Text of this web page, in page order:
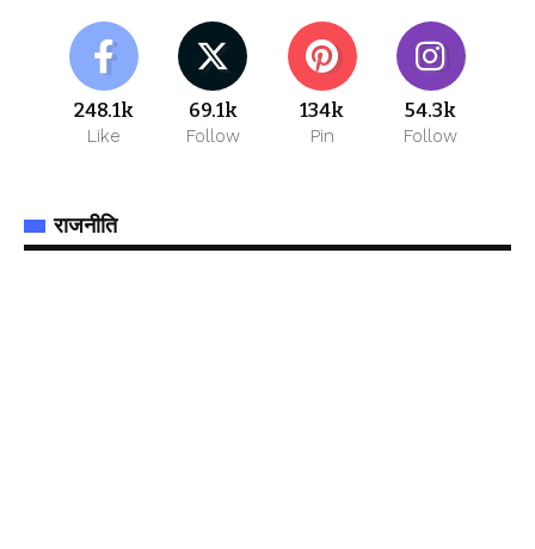
248.1k
Like
69.1k
Follow
134k
Pin
54.3k
Follow
राजनीति